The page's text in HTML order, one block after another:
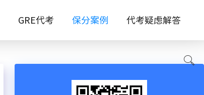
GRE代考 保分案例 代考疑虑解答